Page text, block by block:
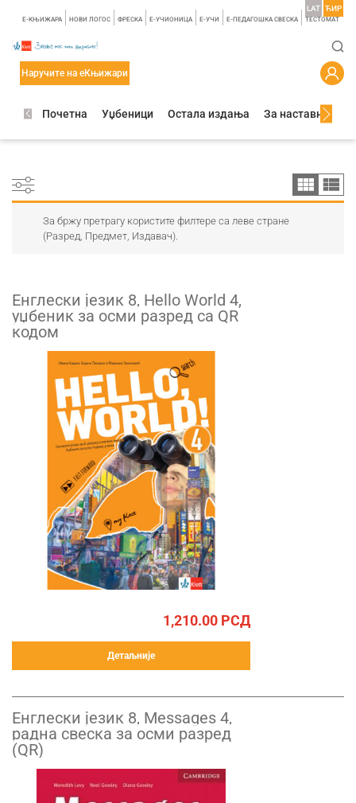
E-КЊИЖАРА НОВИ ЛОГОС ФРЕСКА E-УЧИОНИЦА E-УЧИ Е-ПЕДАГОШКА СВЕСКА TЕСТОМАТ
LAT ЋИР
Наручите на еКњижари
Почетна Уџбеници Остала издања За наставнике
За бржу претрагу користите филтере са леве стране
(Разред, Предмет, Издавач).
Енглески језик 8, Hello World 4,
уџбеник за осми разред са QR
кодом
1,210.00 РСД
Детаљније
Енглески језик 8, Messages 4,
радна свеска за осми разред
(QR)